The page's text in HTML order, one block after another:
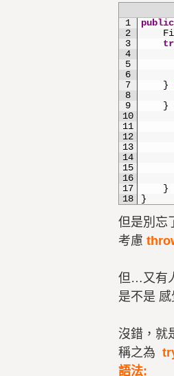
1
2
3
4
5
6
7
8
9
10
11
12
13
14
15
16
17
18
public
}
}
}
}
但是別忘
考慮
但…又有
是不是
沒錯，就
稱之為
語法: